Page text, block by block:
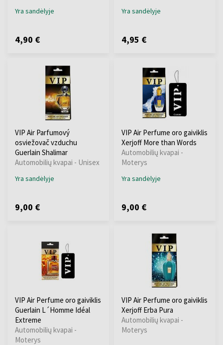
Yra sandėlyje
4,90 €
Yra sandėlyje
4,95 €
VIP Air Parfumový
osviežovač vzduchu
Guerlain Shalimar
Automobilių kvapai - Unisex
Yra sandėlyje
9,00 €
VIP Air Perfume oro gaiviklis
Xerjoff More than Words
Automobilių kvapai -
Moterys
Yra sandėlyje
9,00 €
VIP Air Perfume oro gaiviklis
Guerlain L´Homme Idéal
Extreme
Automobilių kvapai -
Moterys
VIP Air Perfume oro gaiviklis
Xerjoff Erba Pura
Automobilių kvapai -
Moterys